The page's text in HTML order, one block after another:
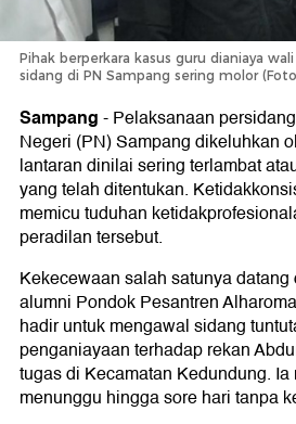
Pihak berperkara kasus guru dianiaya
sidang di PN Sampang sering molor
Sampang-Pelaksanaan
Negeri (PN) Sampang dikeluhkan
lantaran dinilai sering terlambat
yang telah ditentukan.
memicu tuduhan
peradilan tersebut.
Kekecewaan salah satunya
alumni Pondok Pesantren
hadir untuk mengawal sidang
penganiayaan terhadap rekan
tugas di Kecamatan Kedundung.
menunggu hingga sore hari tanpa